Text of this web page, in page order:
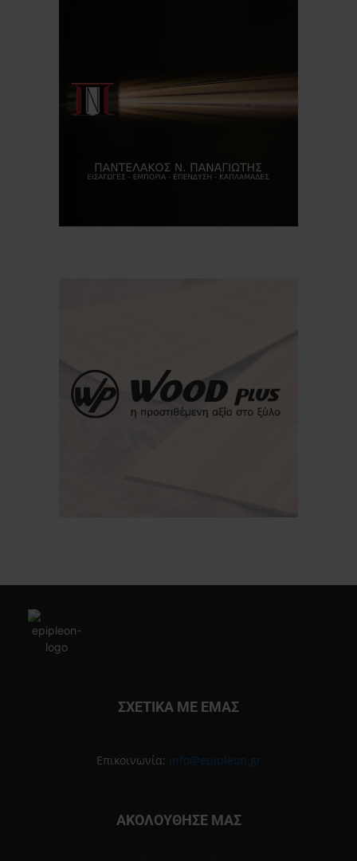
ΣΧΕΤΙΚΑ ΜΕ ΕΜΑΣ
Επικοινωνία: info@epipleon.gr
ΑΚΟΛΟΥΘΗΣΕ ΜΑΣ